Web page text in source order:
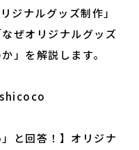
ナルグッズ制作」
ぜオリジナルグッズ
」を解説します。
と回答！】オリジナ